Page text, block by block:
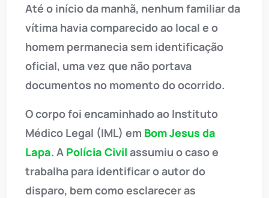
Até o início da manhã, nenhum familiar da
vítima havia comparecido ao local e o
homem permanecia sem identificação
oficial, uma vez que não portava
documentos no momento do ocorrido.
O corpo foi encaminhado ao Instituto
Médico Legal (IML) em Bom Jesus da
Lapa. A Polícia Civil assumiu o caso e
trabalha para identificar o autor do
disparo, bem como esclarecer as